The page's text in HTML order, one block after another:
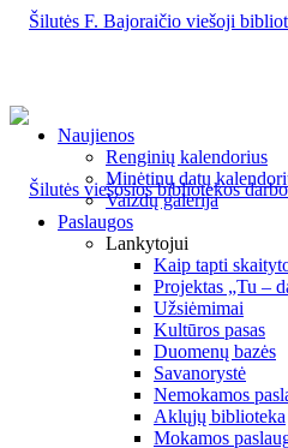
Naujienos
Renginių kalendorius
Minėtinų datų
Vaizdų galerija
Paslaugos
Lankytojui
Kaip tapti
Projektas „Tu –
Užsiėmimai
Kultūros pasas
Duomenų bazės
Savanorystė
Nemokamos
Aklųjų biblioteka
Mokamos